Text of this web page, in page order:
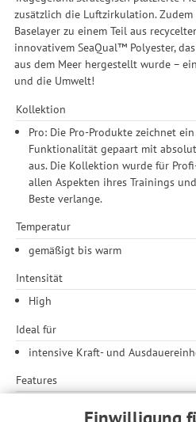
zusätzlich die Luftzirkulation.
Baselayer zu einem Teil aus
innovativem SeaQual™ Polyester,
aus dem Meer hergestellt wurde –
und die Umwelt!
Kollektion
Pro: Die Pro-Produkte zeichnet
Funktionalität gepaart mit
aus. Die Kollektion wurde für
allen Aspekten ihres Trainings
Beste verlange.
Temperatur
gemäßigt bis warm
Intensität
High
Ideal für
intensive Kraft- und
Features